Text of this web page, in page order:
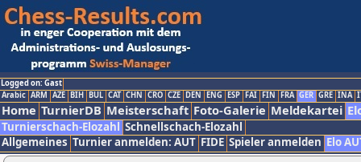
Logged on: Gast
Arabic ARM AZE BIH BUL CAT CHN CRO CZE DEN ENG ESP FAI FIN FRA GER GRE INA
Home TurnierDB Meisterschaft Foto-Galerie Meldekartei
Turnierschach-Elozahl Schnellschach-Elozahl
Allgemeines Turnier anmelden: AUT FIDE Spieler anmelden Elo